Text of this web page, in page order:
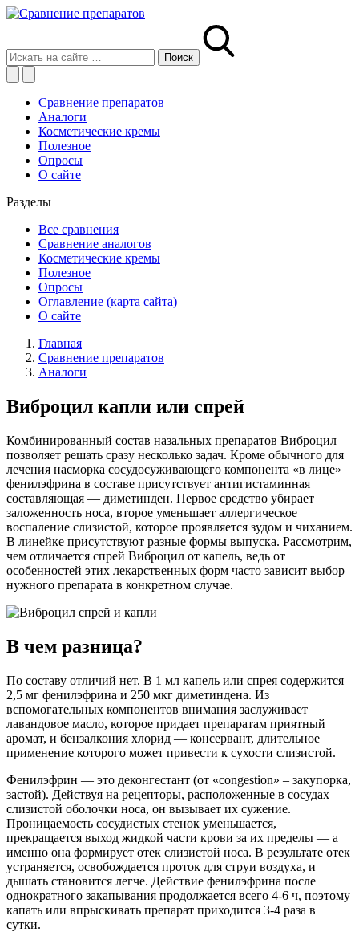
Сравнение препаратов
Аналоги
Косметические кремы
Полезное
Опросы
О сайте
Разделы
Все сравнения
Сравнение аналогов
Косметические кремы
Полезное
Опросы
Оглавление (карта сайта)
О сайте
Главная
Сравнение препаратов
Аналоги
Виброцил капли или спрей
Комбинированный состав назальных препаратов Виброцил
позволяет решать сразу несколько задач. Кроме обычного для
лечения насморка сосудосуживающего компонента «в лице»
фенилэфрина в составе присутствует антигистаминная
составляющая — диметинден. Первое средство убирает
заложенность носа, второе уменьшает аллергическое
воспаление слизистой, которое проявляется зудом и чиханием.
В линейке присутствуют разные формы выпуска. Рассмотрим,
чем отличается спрей Виброцил от капель, ведь от
особенностей этих лекарственных форм часто зависит выбор
нужного препарата в конкретном случае.
В чем разница?
По составу отличий нет. В 1 мл капель или спрея содержится
2,5 мг фенилэфрина и 250 мкг диметиндена. Из
вспомогательных компонентов внимания заслуживает
лавандовое масло, которое придает препаратам приятный
аромат, и бензалкония хлорид — консервант, длительное
применение которого может привести к сухости слизистой.
Фенилэфрин — это деконгестант (от «congestion» – закупорка,
застой). Действуя на рецепторы, расположенные в сосудах
слизистой оболочки носа, он вызывает их сужение.
Проницаемость сосудистых стенок уменьшается,
прекращается выход жидкой части крови за их пределы — а
именно она формирует отек слизистой носа. В результате отек
устраняется, освобождается проток для струи воздуха, и
дышать становится легче. Действие фенилэфрина после
однократного закапывания продолжается всего 4-6 ч, поэтому
капать или впрыскивать препарат приходится 3-4 раза в
сутки.